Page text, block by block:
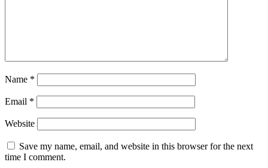
Name *
Email *
Website
Save my name, email, and website in this browser for the next
time I comment.